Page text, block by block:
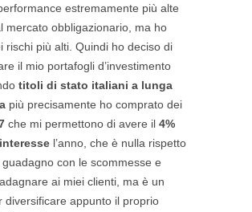
estremamente più alte
mercato obbligazionario, ma ho
rischi più alti. Quindi ho deciso di
il mio portafogli d’investimento
titoli di stato italiani a lunga
più precisamente ho comprato dei
che mi permettono di avere il 4%
l’anno, che è nulla rispetto
con le scommesse e
ai miei clienti, ma è un
diversificare appunto il proprio